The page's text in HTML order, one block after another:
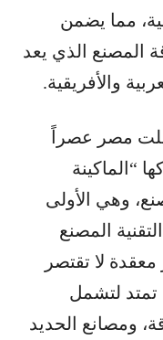
مما يضمن
المصنع الذي يعد
والأفريقية.
مصر عصراً
“الماكينة
وهي الأولى
المصنع
لا تقتصر
لتشمل
ومصانع الحديد